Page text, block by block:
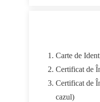
Carte de
Certificat de
Certificat de
cazul)